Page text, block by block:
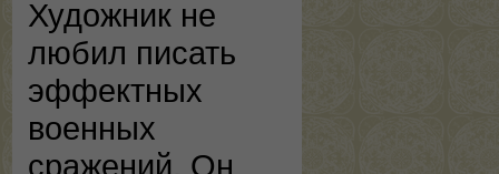
Художник не
любил писать
эффектных
военных
сражений. Он